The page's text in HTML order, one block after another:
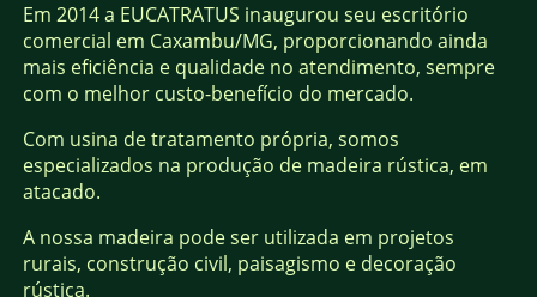
Em 2014 a EUCATRATUS inaugurou seu escritório
comercial em Caxambu/MG, proporcionando ainda
mais eficiência e qualidade no atendimento, sempre
com o melhor custo-benefício do mercado.
Com usina de tratamento própria, somos
especializados na produção de madeira rústica, em
atacado.
A nossa madeira pode ser utilizada em projetos
rurais, construção civil, paisagismo e decoração
rústica.